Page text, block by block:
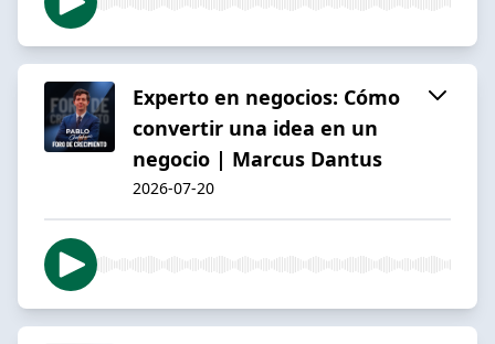
Experto en negocios: Cómo
convertir una idea en un
negocio | Marcus Dantus
2026-07-20